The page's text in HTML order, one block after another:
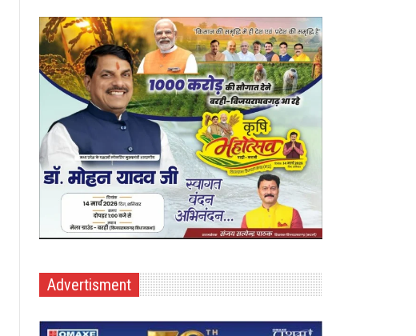
Advertisment